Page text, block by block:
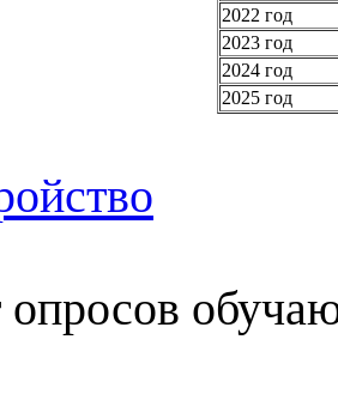
2022 год
2023 год
2024 год
2025 год
опросов